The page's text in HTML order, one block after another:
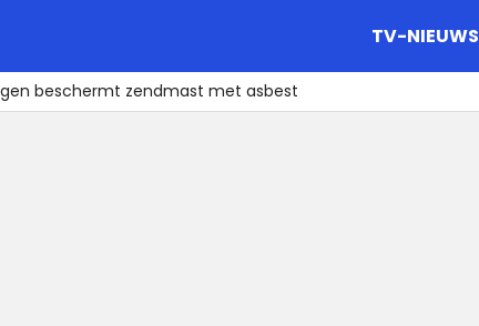
TV-NIEUWS
beschermt zendmast met asbest